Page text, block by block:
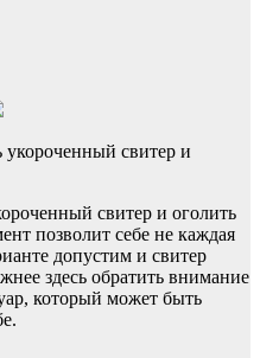
укороченный свитер и
свитер и оголить
позволит себе не каждая
допустим и свитер
здесь обратить внимание
который может быть